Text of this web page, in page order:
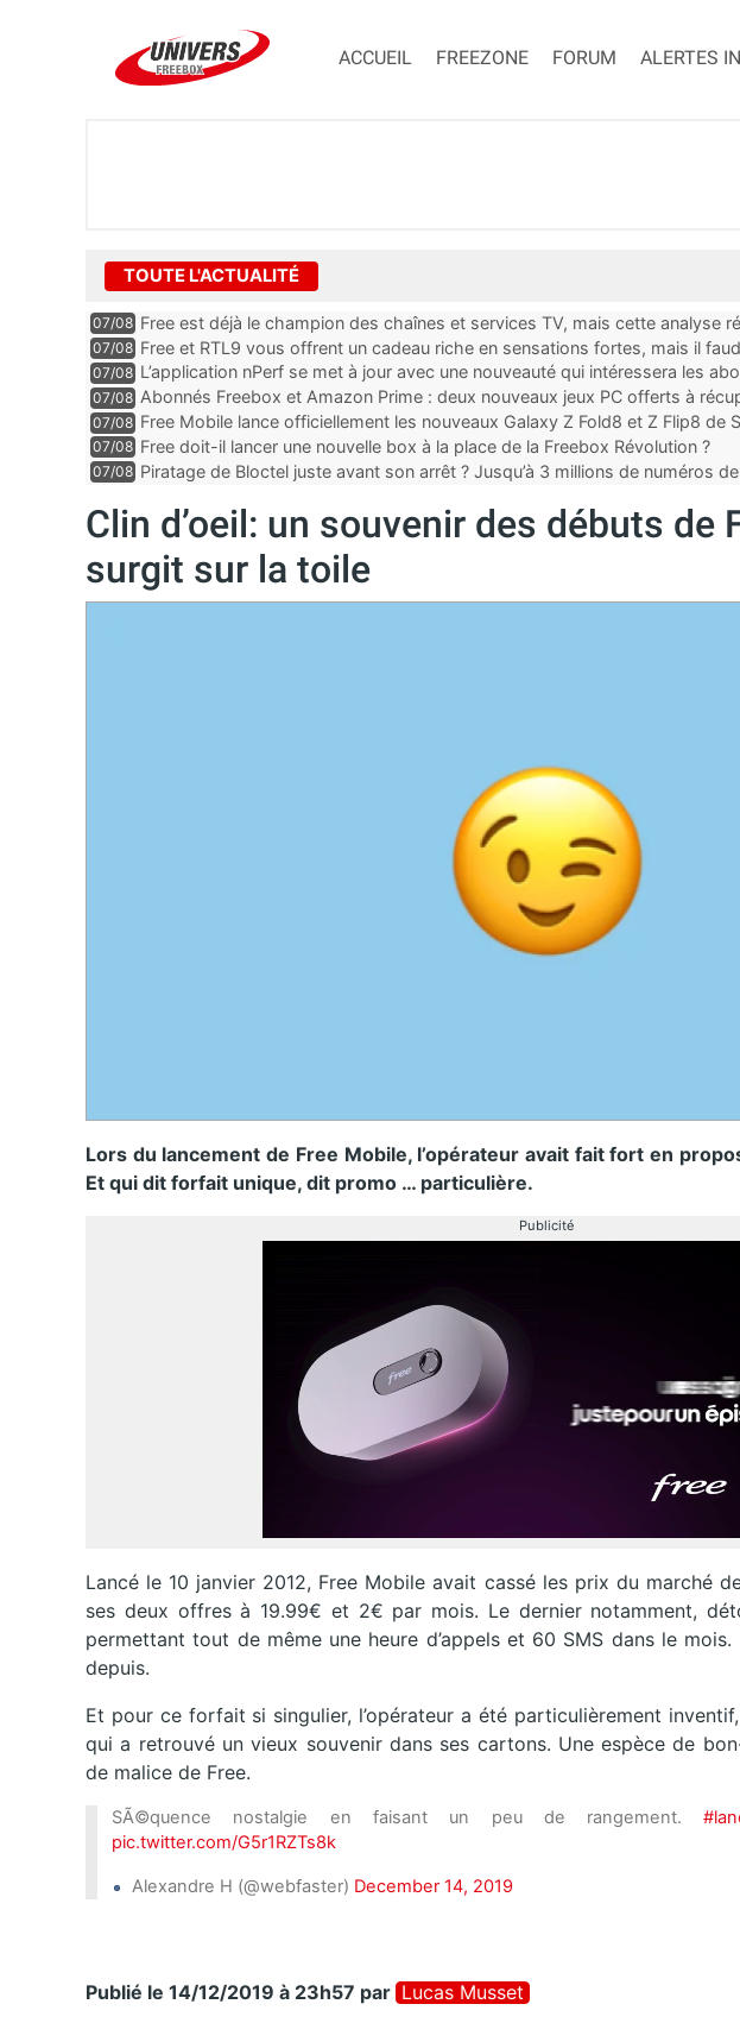
ACCUEIL FREEZONE FORUM ALERTES
TOUTE L'ACTUALITÉ
07/08 Free est déjà le champion des chaînes et services TV, mais cette analyse
encore au moin...
07/08 Free et RTL9 vous offrent un cadeau riche en sensations fortes, mais il
l’obtenir
07/08 L’application nPerf se met à jour avec une nouveauté qui intéressera les
Mobile, Orange, SFR ...
07/08 Abonnés Freebox et Amazon Prime : deux nouveaux jeux PC offerts à
07/08 Free Mobile lance officiellement les nouveaux Galaxy Z Fold8 et Z Flip8 de
des promos et des cadeaux
07/08 Free doit-il lancer une nouvelle box à la place de la Freebox Révolution ?
07/08 Piratage de Bloctel juste avant son arrêt ? Jusqu’à 3 millions de numéros
Clin d’oeil: un souvenir des débuts de
surgit sur la toile
Lors du lancement de Free Mobile, l’opérateur avait fait fort en
Et qui dit forfait unique, dit promo … particulière.
Publicité
Lancé le 10 janvier 2012, Free Mobile avait cassé les prix du marché
ses deux offres à 19.99€ et 2€ par mois. Le dernier notamment,
permettant tout de même une heure d’appels et 60 SMS dans le
depuis.
Et pour ce forfait si singulier, l’opérateur a été particulièrement
qui a retrouvé un vieux souvenir dans ses cartons. Une espèce de
de malice de Free.
SÃ©quence nostalgie en faisant un peu de rangement.
pic.twitter.com/G5r1RZTs8k
Alexandre H (@webfaster) December 14, 2019
Publié le 14/12/2019 à 23h57 par Lucas Musset